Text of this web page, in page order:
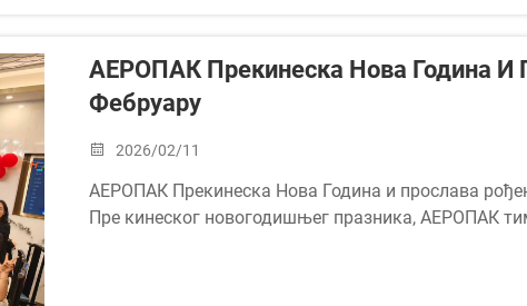
АЕРОПАК Прекинеска Нова Година И
Фебруару
2026/02/11
АЕРОПАК Прекинеска Нова Година и прослава
Пре кинеског новогодишњег празника, АЕРОПАК